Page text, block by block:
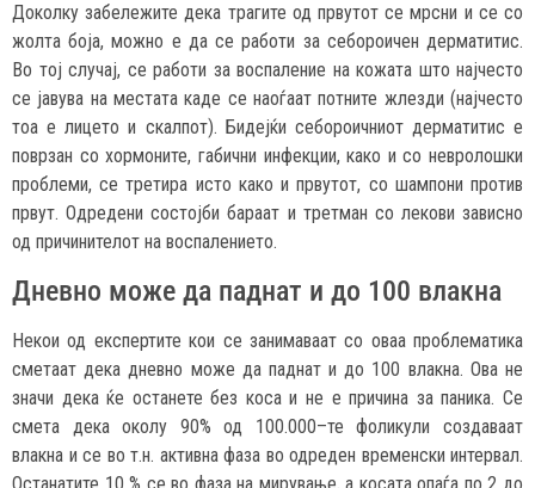
Доколку забележите дека трагите од првутот се мрсни и се со
жолта боја, можно е да се работи за себороичен дерматитис.
Во тој случај, се работи за воспаление на кожата што најчесто
се јавува на местата каде се наоѓаат потните жлезди (најчесто
тоа е лицето и скалпот). Бидејќи себороичниот дерматитис е
поврзан со хормоните, габични инфекции, како и со невролошки
проблеми, се третира исто како и првутот, со шампони против
првут. Одредени состојби бараат и третман со лекови зависно
од причинителот на воспалението.
Дневно може да паднат и до 100 влакна
Некои од експертите кои се занимаваат со оваа проблематика
сметаат дека дневно може да паднат и до 100 влакна. Ова не
значи дека ќе останете без коса и не е причина за паника. Се
смета дека околу 90% од 100.000–те фоликули создаваат
влакна и се во т.н. активна фаза во одреден временски интервал.